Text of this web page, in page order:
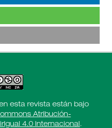
esta revista están bajo
Atribución-
4.0 Internacional .